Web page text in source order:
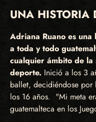
UNA HISTORIA
Adriana Ruano es
a toda y todo
cualquier ámbito de la
deporte. Inició a los 3
ballet, decidiéndose por
los 16 años. "Mi meta
guatemalteca en los